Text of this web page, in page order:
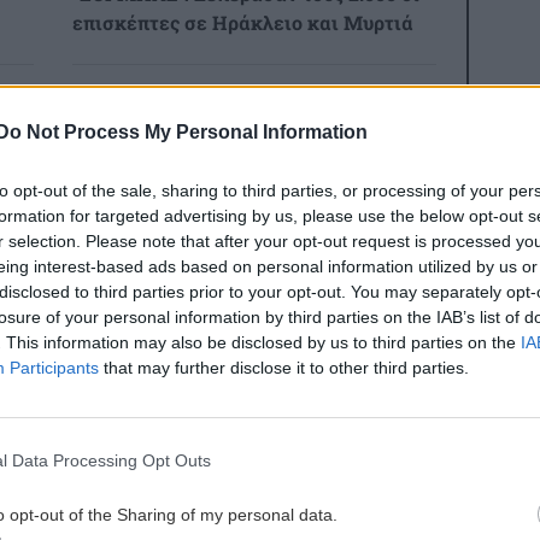
Do Not Process My Personal Information
opt-out of the sale, sharing to third parties, or processing of your
for targeted advertising by us, please use the below opt-out
selection. Please note that after your opt-out request is processed
interest-based ads based on personal information utilized by us
to third parties prior to your opt-out. You may separately
of your personal information by third parties on the IAB’s list of
This information may also be disclosed by us to third parties on the
Participants that may further disclose it to other third parties.
Data Processing Opt Outs
opt-out of the Sharing of my personal data.
επισκέπτες σε Ηράκλειο και Μυρτιά
Ιωάννα Τούνη: Η αδημοσίευτη
16:52
ΟΙΚΟΝΟΜΙΑ
Ψηφιακό "μπλόκο" στις παραλίες:
Πάνω από 1.500 έλεγχοι με drones και
MyCoast
Ευρώπη: Στο επίκεντρο Ιταλία, Ισπανία
οι ειδήσεις